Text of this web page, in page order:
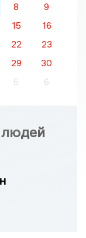
8
9
15
16
22
23
29
30
5 6
людей